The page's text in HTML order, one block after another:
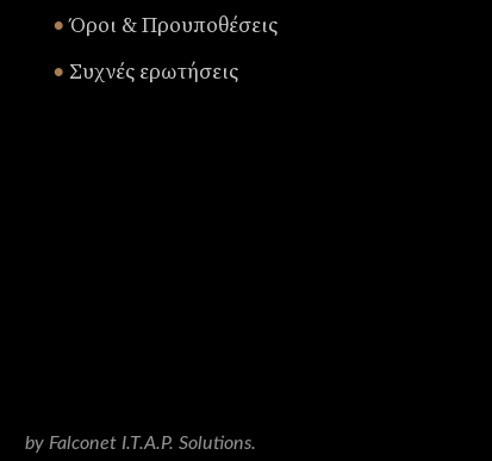
• Όροι & Προυποθέσεις
• Συχνές ερωτήσεις
by Falconet I.T.A.P. Solutions.